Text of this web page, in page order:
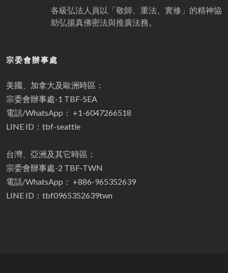
各級弘法人員以「敬師、重法、實修」的精神協
助弘揚真佛密法與推廣法務。
宗委會辦事處
美國、加拿大及歐洲時區：
宗委會辦事處-1 TBF-SEA
電話/WhatsApp： +1-6047266518
LINE ID：tbf-seattle
台灣、亞洲及其它時區：
宗委會辦事處-2 TBF-TWN
電話/WhatsApp： +886-965352639
LINE ID：tbf0965352639twn